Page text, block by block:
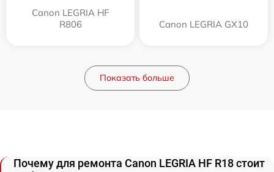
Canon LEGRIA HF
R806
Canon LEGRIA GX10
Показать больше
Почему для ремонта Canon LEGRIA HF R18 стоит